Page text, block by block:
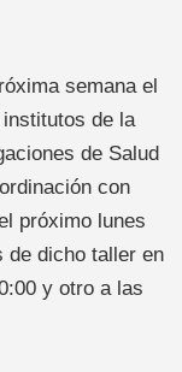
semana el
de la
de Salud
con
próximo lunes
de dicho taller en
y otro a las